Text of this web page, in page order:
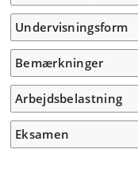
Undervisningsform
Bemærkninger
Arbejdsbelastning
Eksamen